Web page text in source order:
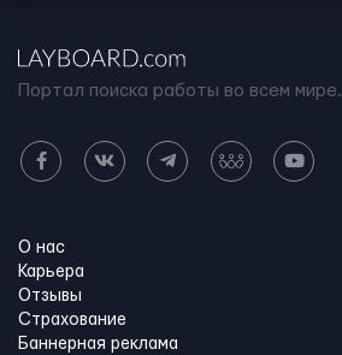
Портал поиска работы во всем мире.
О нас
Карьера
Отзывы
Страхование
Баннерная реклама